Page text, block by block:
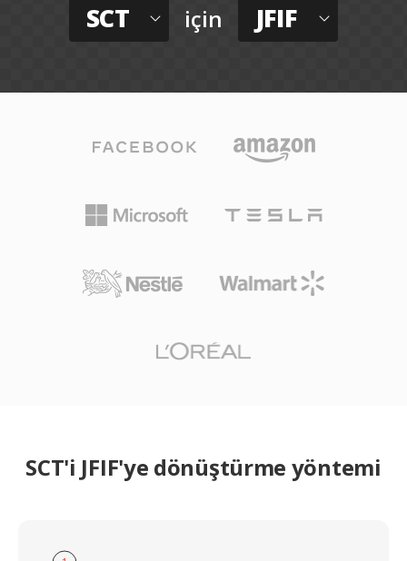
SCT için JFIF
SCT'i JFIF'ye dönüştürme yöntemi